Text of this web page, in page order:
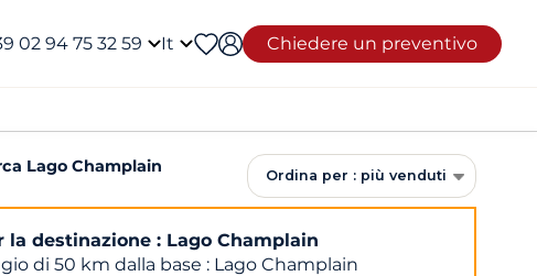
02 94 75 32 59 It Chiedere un preventivo
Lago Champlain Ordina per : più venduti
destinazione : Lago Champlain
di 50 km dalla base : Lago Champlain